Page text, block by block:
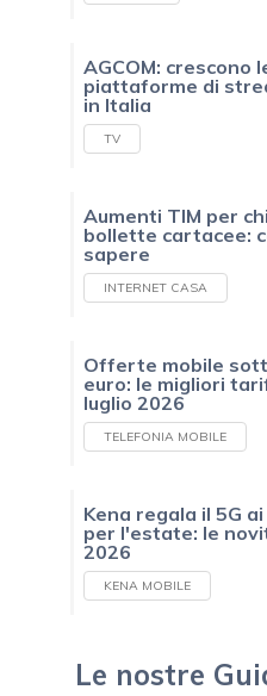
AGCOM: crescono
piattaforme di
in Italia
TV
Aumenti TIM per
bollette cartacee:
sapere
INTERNET CASA
Offerte mobile
euro: le migliori
luglio 2026
TELEFONIA MOBILE
Kena regala il 5G
per l'estate: le
2026
KENA MOBILE
Le nostre